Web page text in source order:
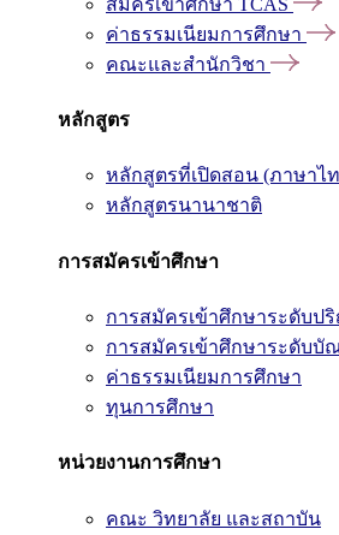
สมัครเข้าศึกษา TCAS
ค่าธรรมเนียมการศึกษา
คณะและสำนักวิชา
หลักสูตร
หลักสูตรที่เปิดสอน (ภาษาไ
หลักสูตรนานาชาติ
การสมัครเข้าศึกษา
การสมัครเข้าศึกษาระดับ
การสมัครเข้าศึกษาระดับบั
ค่าธรรมเนียมการศึกษา
ทุนการศึกษา
หน่วยงานการศึกษา
คณะ วิทยาลัย และสถาบัน